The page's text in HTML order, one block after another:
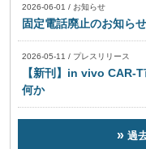
2026-06-01 / お知らせ
固定電話廃止のお知ら
2026-05-11 / プレスリリース
【新刊】in vivo CAR-
何か
過